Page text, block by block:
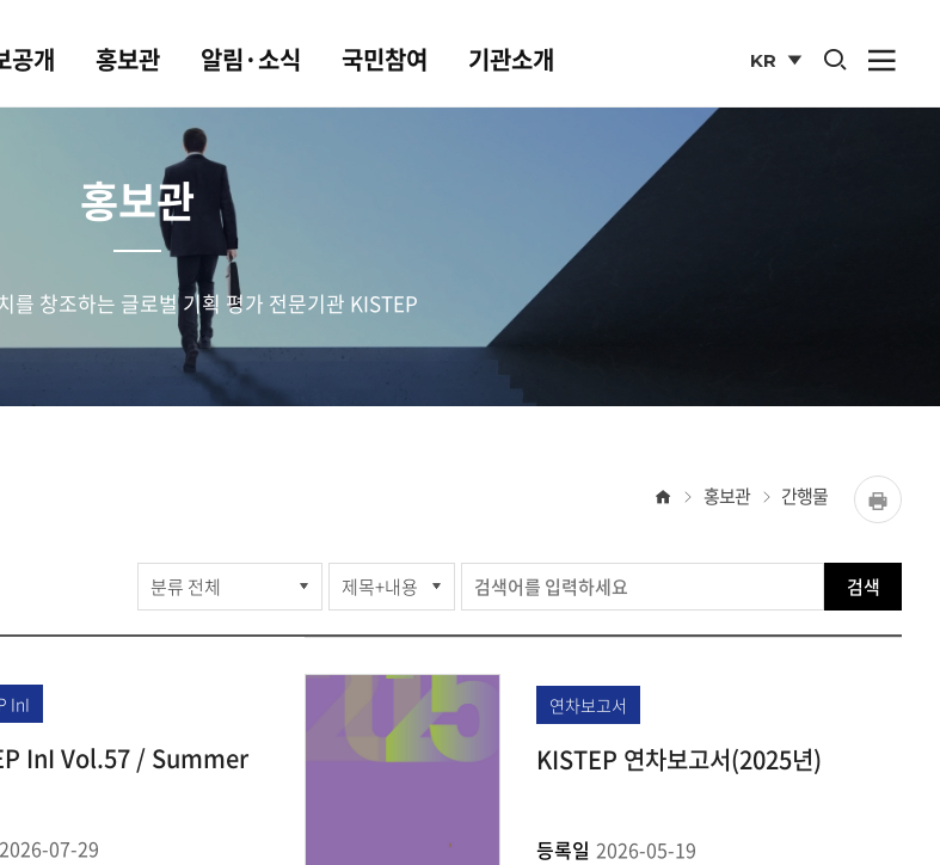
공개 홍보관 알림·소식 국민참여 기관소개
KR
사이트
통합검색 열기
사
열기
홍보관
를 창조하는 글로벌 기획 평가 전문기관 KISTEP
홈 홍보관 간행물
홍보관
>
KISTEP
검색
검색
InI
InI Vol.57 / Summer
2026-07-29
연차보고서
KISTEP 연차보고서(2025년)
등록일 2026-05-19